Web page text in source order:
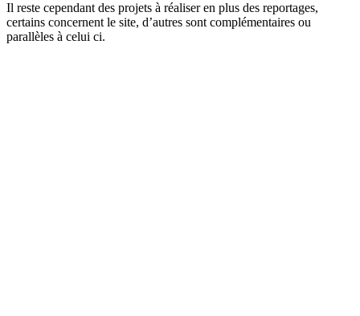
Il reste cependant des projets à réaliser en plus des reportages,
certains concernent le site, d’autres sont complémentaires ou
parallèles à celui ci.